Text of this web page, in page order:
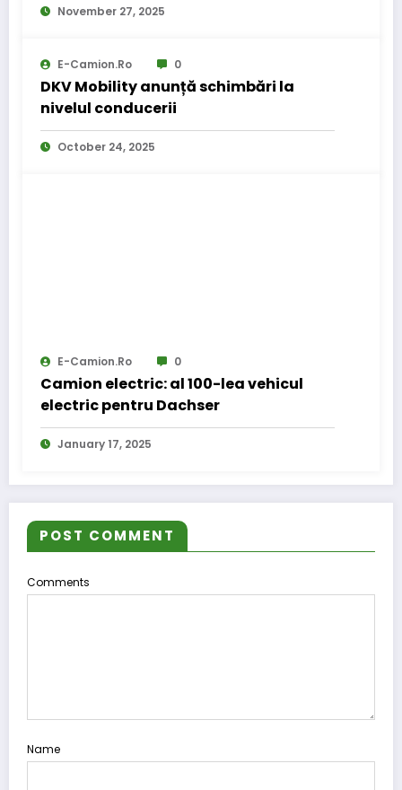
November 27, 2025
E-Camion.ro 0
DKV Mobility anunță schimbări la
nivelul conducerii
October 24, 2025
E-Camion.ro 0
Camion electric: al 100-lea vehicul
electric pentru Dachser
January 17, 2025
POST COMMENT
Comments
Name